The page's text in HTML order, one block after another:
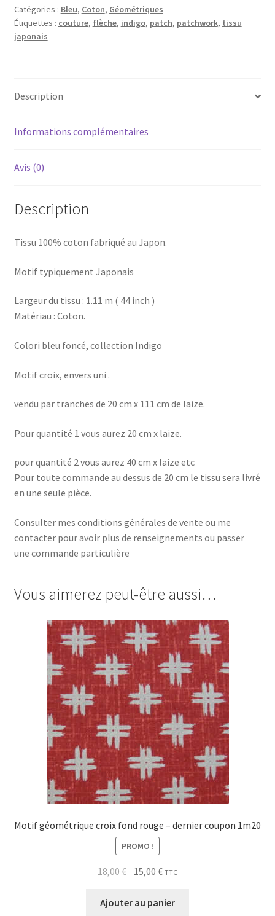
motif
croix
-
Catégories : Bleu, Coton, Géométriques
Étiquettes : couture, flèche, indigo, patch, patchwork, tissu
japonais
Description
Informations complémentaires
Avis (0)
Description
Tissu 100% coton fabriqué au Japon.
Motif typiquement Japonais
Largeur du tissu : 1.11 m ( 44 inch )
Matériau : Coton.
Colori bleu foncé, collection Indigo
Motif croix, envers uni .
vendu par tranches de 20 cm x 111 cm de laize.
Pour quantité 1 vous aurez 20 cm x laize.
pour quantité 2 vous aurez 40 cm x laize etc
Pour toute commande au dessus de 20 cm le tissu sera livré
en une seule pièce.
Consulter mes conditions générales de vente ou me
contacter pour avoir plus de renseignements ou passer
une commande particulière
Vous aimerez peut-être aussi…
Motif géométrique croix fond rouge – dernier coupon 1m20
PROMO !
18,00€ Le
initial
15,00€Le
actuel
TTC
Ajouter au panier